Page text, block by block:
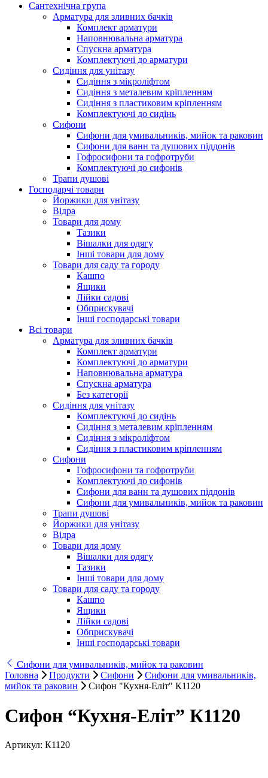
Сантехнічна група
Арматура для зливних бачків
Комплект арматури
Наповнювальна арматура
Спускна арматура
Комплектуючі до арматури
Сидіння для унітазу
Сидіння з мікроліфтом
Сидіння з металевим кріпленням
Сидіння з пластиковим кріпленням
Комплектуючі до сидінь
Сифони
Сифони для умивальників, мийок та раковин
Сифони для ванн та душових піддонів
Гофросифони та гофротруби
Комплектуючі до сифонів
Трапи душові
Господарчі товари
Йоржики для унітазу
Відра
Товари для дому
Тазики
Вішалки для одягу
Інші товари для дому
Товари для саду та городу
Кашпо
Ящики
Лійки садові
Обприскувачі
Інші господарські товари
Всі товари
Арматура для зливних бачків
Комплект арматури
Комплектуючі до арматури
Наповнювальна арматура
Спускна арматура
Без категорії
Сидіння для унітазу
Комплектуючі до сидінь
Сидіння з металевим кріпленням
Сидіння з мікроліфтом
Сидіння з пластиковим кріпленням
Сифони
Гофросифони та гофротруби
Комплектуючі до сифонів
Сифони для ванн та душових піддонів
Сифони для умивальників, мийок та раковин
Трапи душові
Йоржики для унітазу
Відра
Товари для дому
Вішалки для одягу
Тазики
Інші товари для дому
Товари для саду та городу
Кашпо
Ящики
Лійки садові
Обприскувачі
Інші господарські товари
Сифони для умивальників, мийок та раковин
Головна
Продукти Сифони
Сифони для умивальників,
мийок та раковин
Сифон "Кухня-Еліт" К1120
Сифон “Кухня-Еліт” К1120
Артикул: К1120